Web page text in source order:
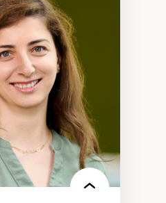
auditoires médiatiques
des auditoires
numériques à
massives et l’IA
et qualitative sur
techniques de recherche
la personne
d’Hannah Arendt
à l’ère numérique
et normes